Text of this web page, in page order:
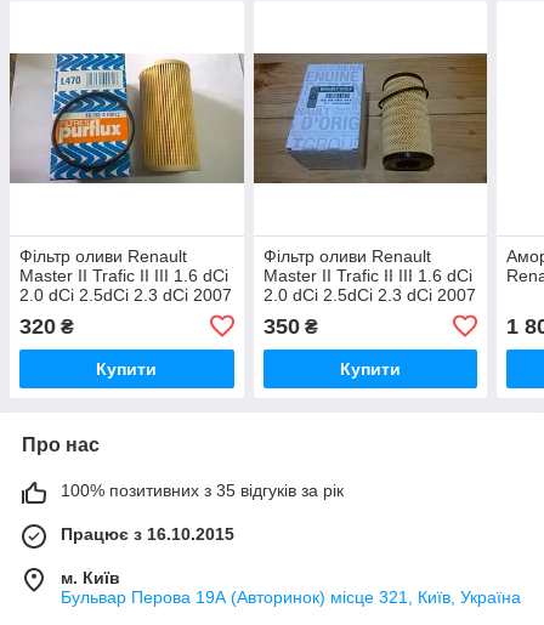
Фільтр оливи Renault
Master II Trafic II III 1.6 dCi
2.0 dCi 2.5dCi 2.3 dCi 2007
320 ₴
Купити
Фільтр оливи Renault
Master II Trafic II III 1.6 dCi
2.0 dCi 2.5dCi 2.3 dCi 2007
350₴
Купити
1
Про нас
100% позитивних з 35 відгуків за рік
Працює з 16.10.2015
м. Київ
Бульвар Перова 19А (Авторинок) місце 321, Київ, Україна